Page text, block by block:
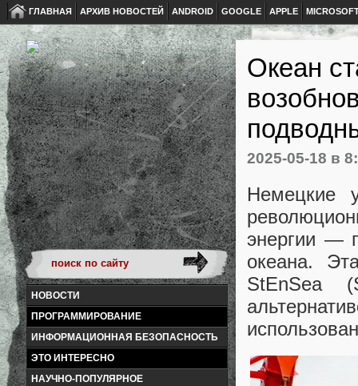
ГЛАВНАЯ АРХИВ НОВОСТЕЙ ANDROID GOOGLE APPLE
НОВОСТИ
ПРОГРАММИРОВАНИЕ
ИНФОРМАЦИОННАЯ БЕЗОПАСНОСТЬ
ЭТО ИНТЕРЕСНО
НАУЧНО-ПОПУЛЯРНОЕ
Океан
2025-05-18 в
Немецкие
энергии —
океана.
StEnSea